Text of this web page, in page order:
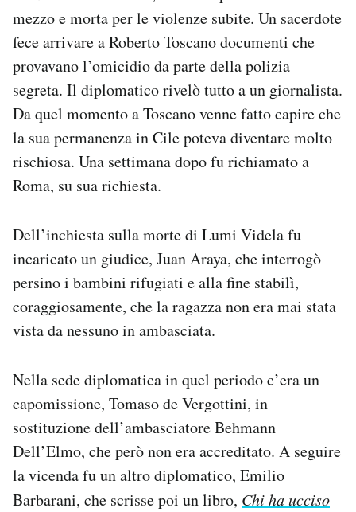
mezzo e morta per le violenze subite. Un sacerdote
fece arrivare a Roberto Toscano documenti che
provavano l’omicidio da parte della polizia
segreta. Il diplomatico rivelò tutto a un giornalista.
Da quel momento a Toscano venne fatto capire che
la sua permanenza in Cile poteva diventare molto
rischiosa. Una settimana dopo fu richiamato a
Roma, su sua richiesta.
Dell’inchiesta sulla morte di Lumi Videla fu
incaricato un giudice, Juan Araya, che interrogò
persino i bambini rifugiati e alla fine stabilì,
coraggiosamente, che la ragazza non era mai stata
vista da nessuno in ambasciata.
Nella sede diplomatica in quel periodo c’era un
capomissione, Tomaso de Vergottini, in
sostituzione dell’ambasciatore Behmann
Dell’Elmo, che però non era accreditato. A seguire
la vicenda fu un altro diplomatico, Emilio
Barbarani, che scrisse poi un libro, Chi ha ucciso